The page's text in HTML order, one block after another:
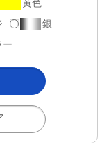
黄色
銀
ー